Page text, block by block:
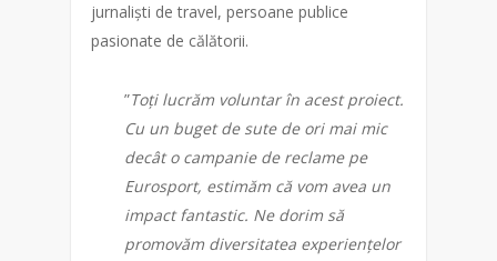
jurnaliști de travel, persoane publice
pasionate de călătorii.
”Toți lucrăm voluntar în acest proiect.
Cu un buget de sute de ori mai mic
decât o campanie de reclame pe
Eurosport, estimăm că vom avea un
impact fantastic. Ne dorim să
promovăm diversitatea experiențelor